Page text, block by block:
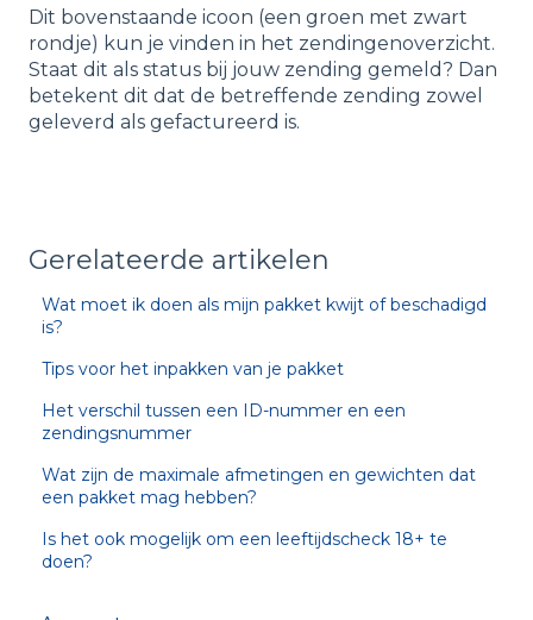
Dit bovenstaande icoon (een groen met zwart
rondje) kun je vinden in het zendingenoverzicht.
Staat dit als status bij jouw zending gemeld? Dan
betekent dit dat de betreffende zending zowel
geleverd als gefactureerd is.
Gerelateerde artikelen
Wat moet ik doen als mijn pakket kwijt of beschadigd
is?
Tips voor het inpakken van je pakket
Het verschil tussen een ID-nummer en een
zendingsnummer
Wat zijn de maximale afmetingen en gewichten dat
een pakket mag hebben?
Is het ook mogelijk om een leeftijdscheck 18+ te
doen?